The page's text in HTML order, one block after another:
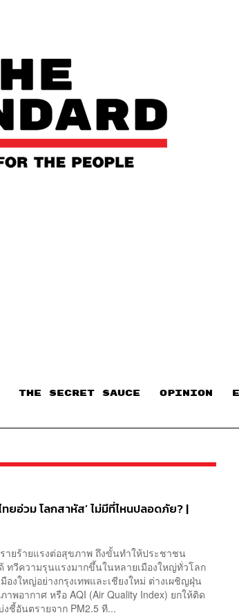
THE SECRET SAUCE​ OPINION
ยอ่วม โลกสาหัส’ ไม่มีที่ไหนปลอดภัย? |
ายร้ายแรงต่อสุขภาพ ถึงขั้นทำให้ประชาชน
ทวีความรุนแรงมากขึ้นในหลายเมืองใหญ่ทั่วโลก
องใหญ่อย่างกรุงเทพและเชียงใหม่ ต่างเผชิญฝุ่น
อากาศ หรือ AQI (Air Quality Index) ยกให้ติด
อันตรายจาก PM2.5 ที...